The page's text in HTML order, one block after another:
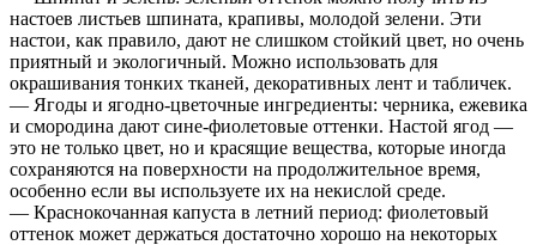
настоев листьев шпината, крапивы, молодой зелени. Эти
настои, как правило, дают не слишком стойкий цвет, но очень
приятный и экологичный. Можно использовать для
окрашивания тонких тканей, декоративных лент и табличек.
— Ягоды и ягодно-цветочные ингредиенты: черника, ежевика
и смородина дают сине-фиолетовые оттенки. Настой ягод —
это не только цвет, но и красящие вещества, которые иногда
сохраняются на поверхности на продолжительное время,
особенно если вы используете их на некислой среде.
— Краснокочанная капуста в летний период: фиолетовый
оттенок может держаться достаточно хорошо на некоторых